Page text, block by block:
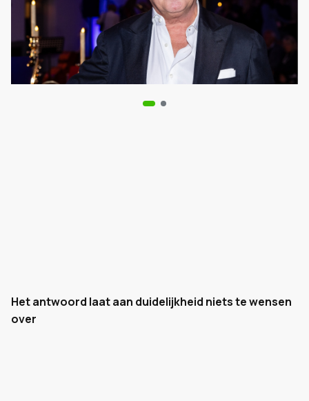
Het antwoord laat aan duidelijkheid niets te wensen
over